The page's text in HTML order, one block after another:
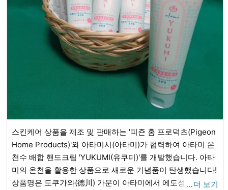
스킨케어 상품을 제조 및 판매하는 '피죤 홈 프로덕츠(Pigeon
Home Products)'와 아타미시(아타미)가 협력하여 아타미 온
천수 배합 핸드크림 'YUKUMI(유쿠미)'를 개발했습니다. 아타
미의 온천을 활용한 상품으로 새로운 기념품이 탄생했습니다!
상품명은 도쿠가와(徳川) 가문이 아타미에서 에도성(江戸城)
… 더 보기